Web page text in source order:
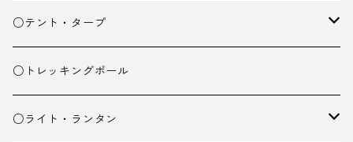
スタッフバッグ
ザック小物
クッカー
バーナー
カトラリー
○テント・タープ
テント
タープ
○トレッキングポール
○ライト・ランタン